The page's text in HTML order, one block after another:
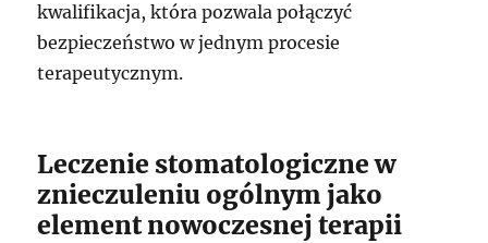
kwalifikacja, która pozwala połączyć
bezpieczeństwo w jednym procesie
terapeutycznym.
Leczenie stomatologiczne w
znieczuleniu ogólnym jako
element nowoczesnej terapii